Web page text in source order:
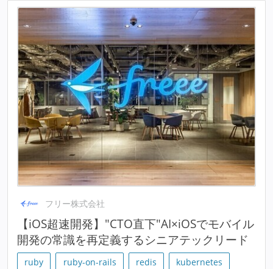
フリー株式会社
【iOS超速開発】"CTO直下"AI×iOSでモバイル
開発の常識を再定義するシニアテックリード
ruby ruby-on-rails redis
kubernetes